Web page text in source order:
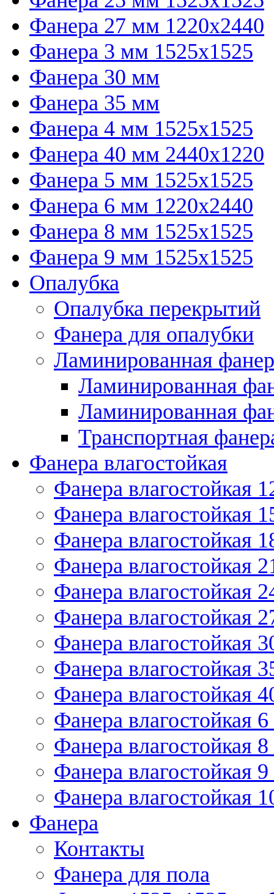
Фанера 27 мм 1220х2440
Фанера 3 мм 1525х1525
Фанера 30 мм
Фанера 35 мм
Фанера 4 мм 1525х1525
Фанера 40 мм 2440х1220
Фанера 5 мм 1525х1525
Фанера 6 мм 1220х2440
Фанера 8 мм 1525х1525
Фанера 9 мм 1525х1525
Опалубка
Опалубка перекрытий
Фанера для опалубки
Ламинированная
Ламинированная
Ламинированная
Транспортная
Фанера влагостойкая
Фанера влагостойкая
Фанера влагостойкая
Фанера влагостойкая
Фанера влагостойкая
Фанера влагостойкая
Фанера влагостойкая
Фанера влагостойкая
Фанера влагостойкая
Фанера влагостойкая
Фанера влагостойкая
Фанера влагостойкая
Фанера влагостойкая
Фанера влагостойкая
Фанера
Контакты
Фанера для пола